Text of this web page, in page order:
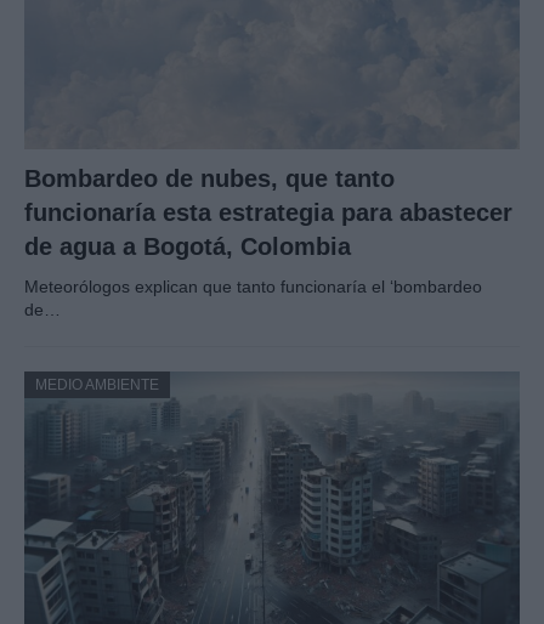
Bombardeo de nubes, que tanto
funcionaría esta estrategia para abastecer
de agua a Bogotá, Colombia
Meteorólogos explican que tanto funcionaría el ‘bombardeo
de…
MEDIO AMBIENTE